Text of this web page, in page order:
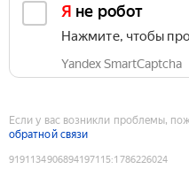
Я не робот
Нажмите, чтобы
Yandex SmartCaptcha
Если у вас возникли проблемы,
обратной связи
9191134906894197115:1786226024